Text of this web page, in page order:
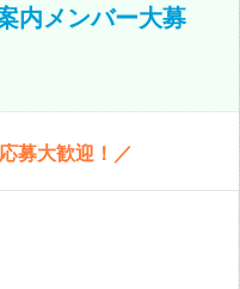
内メンバー大募
募大歓迎！／